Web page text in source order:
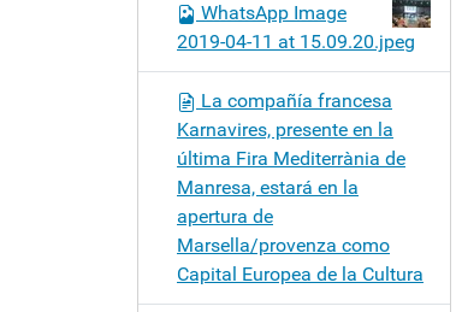
WhatsApp Image
2019-04-11 at 15.09.20.jpeg
La compañía francesa
Karnavires, presente en la
última Fira Mediterrània de
Manresa, estará en la
apertura de
Marsella/provenza como
Capital Europea de la Cultura